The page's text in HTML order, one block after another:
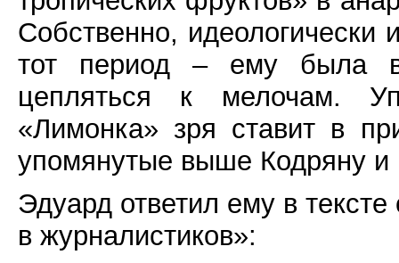
Собственно, идеологически
тот период – ему была
цепляться к мелочам.
«Лимонка» зря ставит в
упомянутые выше Кодряну
Эдуард ответил ему в
в журналистиков»: